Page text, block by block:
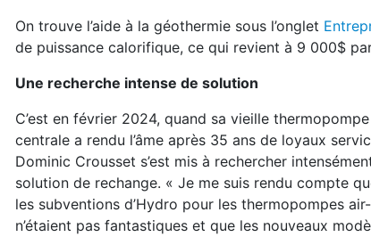
On trouve l’aide à la géothermie sous l’onglet
de puissance calorifique, ce qui revient à 9 000$
Une recherche intense de solution
C’est en février 2024, quand sa vieille thermo
centrale a rendu l’âme après 35 ans de loyaux
Dominic Crousset s’est mis à rechercher
solution de rechange. « Je me suis rendu compte
les subventions d’Hydro pour les thermopompes air-
n’étaient pas fantastiques et que les nouveaux